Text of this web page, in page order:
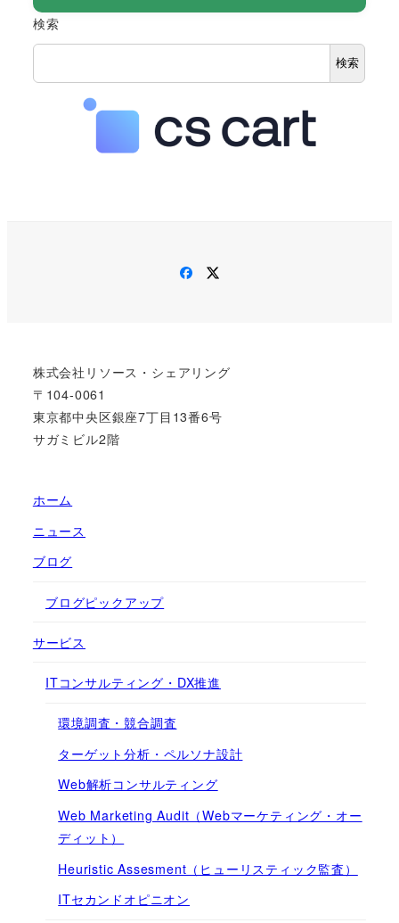
検索
検索
Facebook
株式会社リソース・シェアリング
〒104-0061
東京都中央区銀座7丁目13番6号
サガミビル2階
ホーム
ニュース
ブログ
ブログピックアップ
サービス
ITコンサルティング・DX推進
環境調査・競合調査
ターゲット分析・ペルソナ設計
Web解析コンサルティング
Web Marketing Audit（Webマーケティング・オー
ディット）
Heuristic Assesment（ヒューリスティック監査）
ITセカンドオピニオン